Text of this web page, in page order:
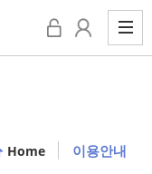
Home 이용안내